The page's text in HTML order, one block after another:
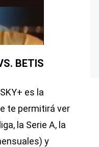
BETIS
es la
te permitirá ver
la Serie A, la
y